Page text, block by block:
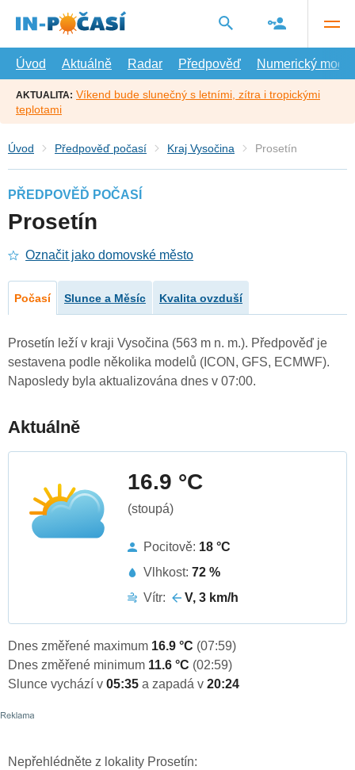
hlavní
Úvod
Aktuálně Radar Předpověď Numerický model
AKTUALITA: Víkend bude slunečný s letními, zítra i tropickými
teplotami
Úvod Předpověď počasí Kraj Vysočina Prosetín
PŘEDPOVĚĎ POČASÍ
Prosetín
Označit jako domovské město
Počasí Slunce a Měsíc Kvalita ovzduší
Prosetín leží v kraji Vysočina (563 m n. m.). Předpověď je
sestavena podle několika modelů (ICON, GFS, ECMWF).
Naposledy byla aktualizována dnes v 07:00.
Aktuálně
16.9 °C
(stoupá)
Pocitově: 18 °C
Vlhkost: 72 %
Vítr:
V, 3 km/h
Dnes změřené maximum 16.9 °C (07:59)
Dnes změřené minimum 11.6 °C (02:59)
Slunce vychází v 05:35 a zapadá v 20:24
Nepřehlédněte z lokality Prosetín: